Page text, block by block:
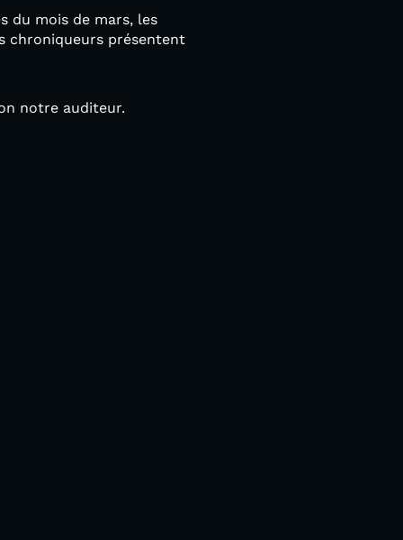
du mois de mars, les
chroniqueurs présentent
notre auditeur.